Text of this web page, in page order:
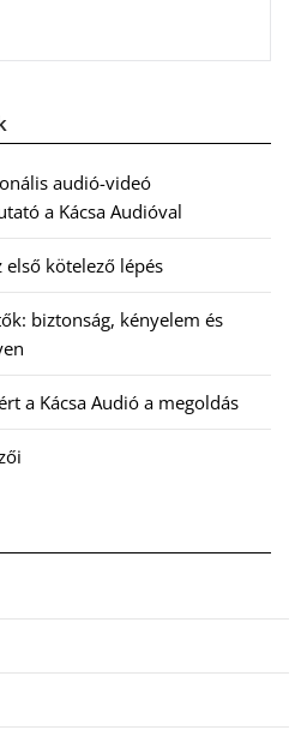
audió-videó
a Kácsa Audióval
első kötelező lépés
biztonság, kényelem és
a Kácsa Audió a megoldás